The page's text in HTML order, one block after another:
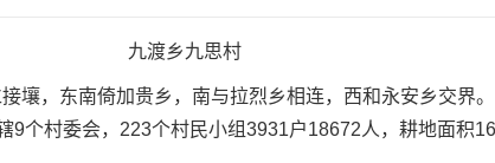
九渡乡九思村
，东南倚加贵乡，南与拉烈乡相连，西和永安乡交界
个村委会，223个村民小组3931户18672人，耕地面积